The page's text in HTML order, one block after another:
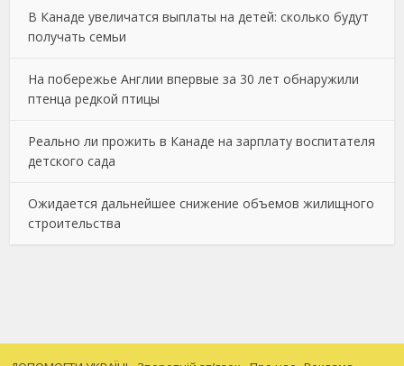
В Канаде увеличатся выплаты на детей: сколько будут
получать семьи
На побережье Англии впервые за 30 лет обнаружили
птенца редкой птицы
Реально ли прожить в Канаде на зарплату воспитателя
детского сада
Ожидается дальнейшее снижение объемов жилищного
строительства